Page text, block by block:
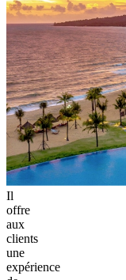
Il
offre
aux
clients
une
expérience